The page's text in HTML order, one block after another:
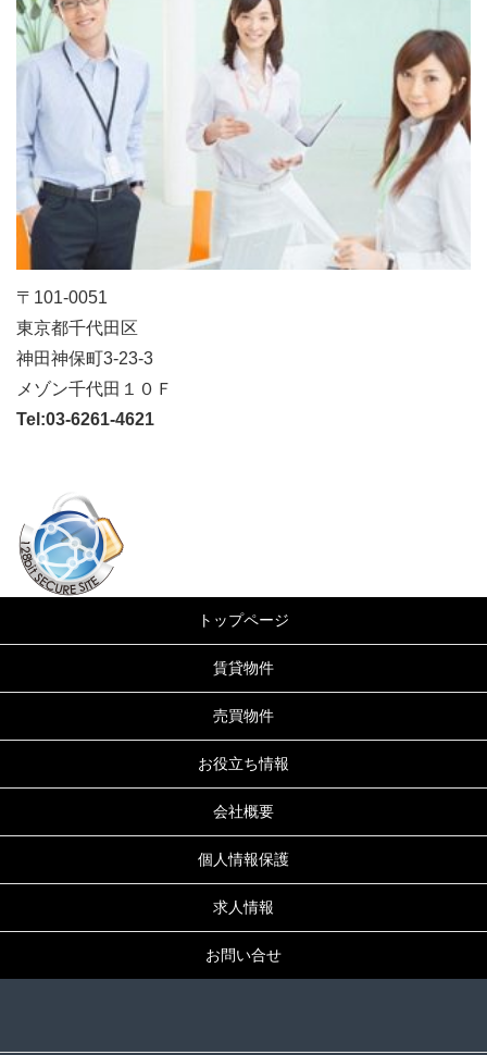
千秋ビル 中古マンション おかげさまで成約に
なりました。
2024年02月24日
新着物件情報 売ビル 北海道札幌市中央区
札幌市中央区北二条東 売りビル 販売開始しま
した！
2024年02月17日
成約済！ありがとうございました。中古戸建 東
お花茶屋 中古戸建 おかげさまで成約になりま
した。
2023年12月23日
成約済！ありがとうございました。中古マンショ
成約になりました。
2023年11月16日
成約済！ありがとうございました。中古マンショ
ン 千葉県佐倉市
ユーカリ五番町ハイツ5号棟(4F部分) 中古マンシ
ョン おかげさまで成約になりました。
グリーンビレッジ大森 おかげさまで成約になり
2023年11月9日
成約済！ありがとうございました。中古マンショ
三田大山コーポ おかげさまで成約になりまし
た。
〒101-0051
東京都千代田区
神田神保町3-23-3
メゾン千代田１０Ｆ
Tel:03-6261-4621
トップページ
賃貸物件
売買物件
お役立ち情報
会社概要
個人情報保護
求人情報
お問い合せ